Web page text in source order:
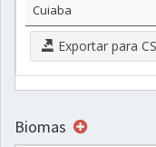
Cuiaba
Exportar para
Biomas